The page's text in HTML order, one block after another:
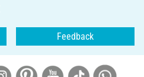
Feedback